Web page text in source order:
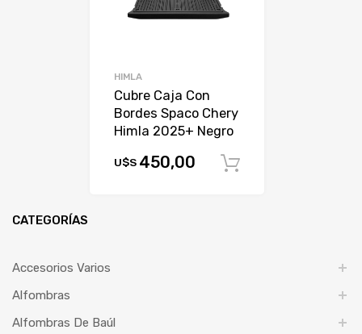
HIMLA
Cubre Caja Con
Bordes Spaco Chery
Himla 2025+ Negro
U$S 450,00
CATEGORÍAS
Accesorios Varios
Alfombras
Alfombras De Baúl